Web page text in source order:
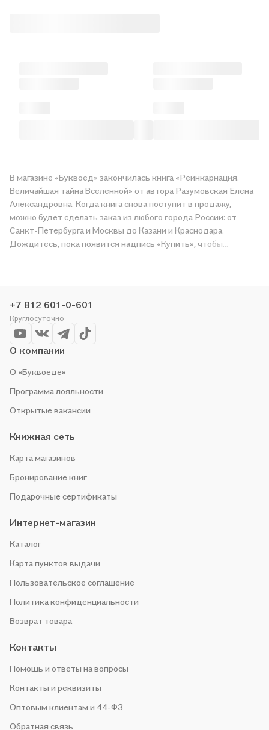
В магазине «Буквоед» закончилась книга «Реинкарнация.
Величайшая тайна Вселенной» от автора Разумовская Елена
Александровна. Когда книга снова поступит в продажу,
можно будет сделать заказ из любого города России: от
Санкт-Петербурга и Москвы до Казани и Краснодара.
Дождитесь, пока появится надпись «Купить», чтобы
организуем конкурсы и проводим акции. Оставайтесь с нами,
чтобы не упустить выгоду!
+7 812 601-0-601
Круглосуточно
О компании
О «Буквоеде»
Программа лояльности
Открытые вакансии
Книжная сеть
Карта магазинов
Бронирование книг
Подарочные сертификаты
Интернет-магазин
Каталог
Карта пунктов выдачи
Пользовательское соглашение
Политика конфиденциальности
Возврат товара
Контакты
Помощь и ответы на вопросы
Контакты и реквизиты
Оптовым клиентам и 44-ФЗ
Обратная связь